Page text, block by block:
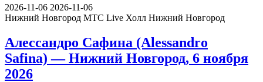
2026-11-06 2026-11-06
Нижний Новгород МТС Live Холл Нижний Новгород
Алессандро Сафина (Alessandro
Safina) — Нижний Новгород, 6 ноября
2026